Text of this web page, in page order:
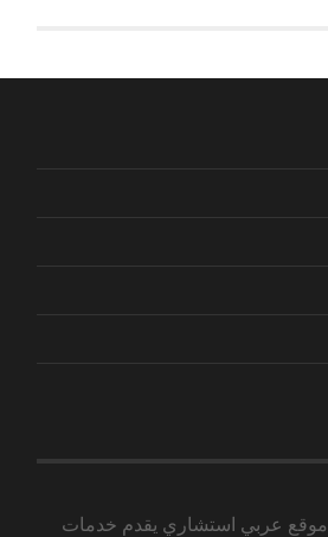
عربي استشاري يقدم خدمات